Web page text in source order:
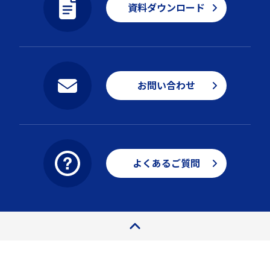
資料ダウンロード
お問い合わせ
よくあるご質問